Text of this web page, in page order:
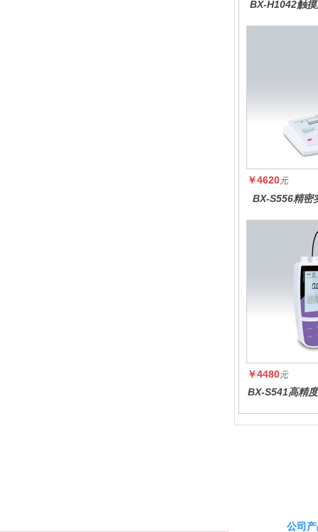
BX-H1042触
￥4620元
BX-S556精密
￥4480元
BX-S541高精
公司